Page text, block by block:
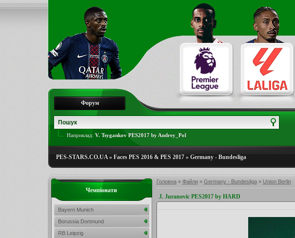
Форум
Наприклад: V. Tsygankov PES2017 by Andrey_Pol
PES-STARS.CO.UA» Faces PES 2016 & PES 2017» Germany - Bundesliga
Головна» Файли» Germany - Bundesliga» Union Berlin
J. Juranovic PES2017 by HARD
Чемпіонати
Bayern Munich
Borussia Dortmund
RB Leipzig